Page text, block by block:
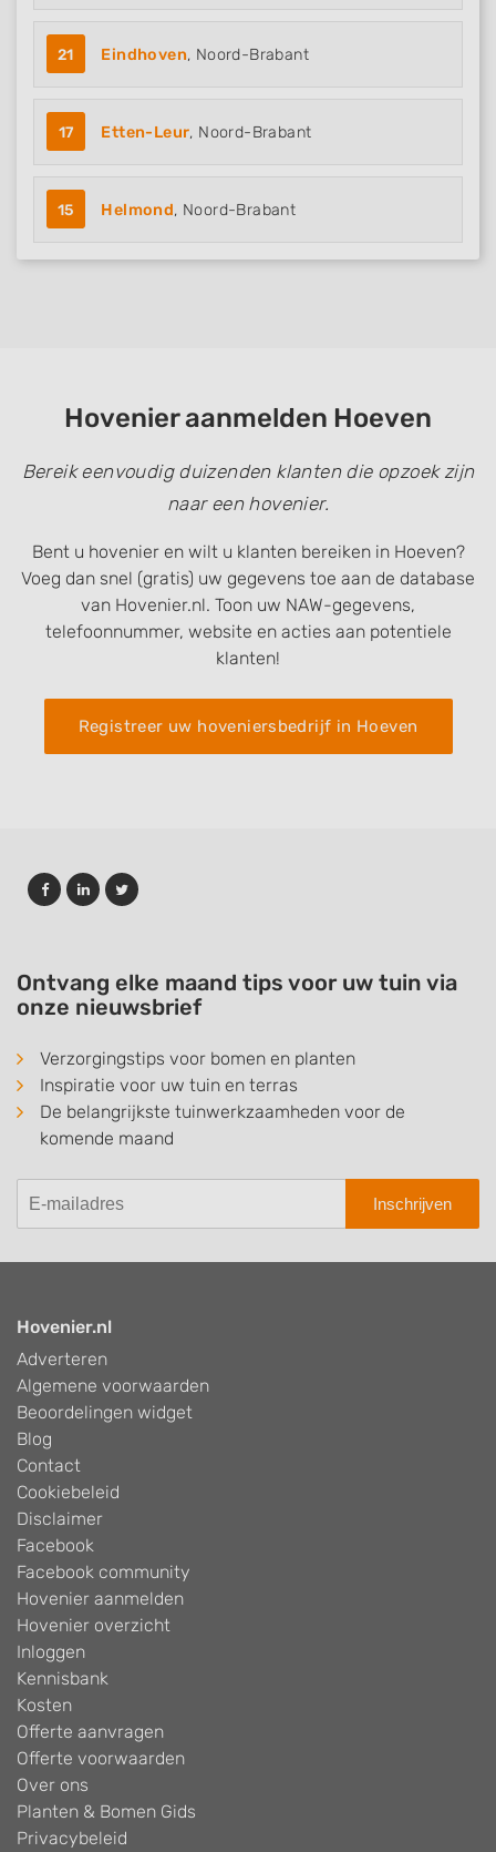
21 Eindhoven, Noord-Brabant
17 Etten-Leur, Noord-Brabant
15 Helmond, Noord-Brabant
Hovenier aanmelden Hoeven
Bereik eenvoudig duizenden klanten die opzoek zijn
naar een hovenier.
Bent u hovenier en wilt u klanten bereiken in Hoeven?
Voeg dan snel (gratis) uw gegevens toe aan de database
van Hovenier.nl. Toon uw NAW-gegevens,
telefoonnummer, website en acties aan potentiele
klanten!
Registreer uw hoveniersbedrijf in Hoeven
Ontvang elke maand tips voor uw tuin via
onze nieuwsbrief
Verzorgingstips voor bomen en planten
Inspiratie voor uw tuin en terras
De belangrijkste tuinwerkzaamheden voor de
komende maand
Inschrijven
Hovenier.nl
Adverteren
Algemene voorwaarden
Beoordelingen widget
Blog
Contact
Cookiebeleid
Disclaimer
Facebook
Facebook community
Hovenier aanmelden
Hovenier overzicht
Inloggen
Kennisbank
Kosten
Offerte aanvragen
Offerte voorwaarden
Over ons
Planten & Bomen Gids
Privacybeleid